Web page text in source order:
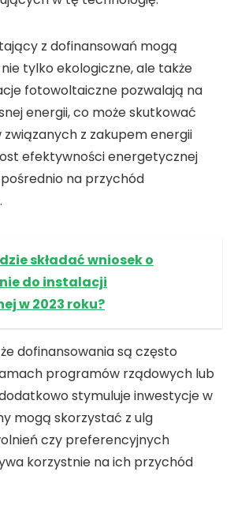
z dofinansowań mogą
tylko ekologiczne, ale także
fotowoltaiczne pozwalają na
energii, co może skutkować
z zakupem energii
efektywności energetycznej
na przychód
składać wniosek o
do instalacji
w 2023 roku?
dofinansowaniasą często
programów rządowych lub
stymuluje inwestycje w
mogą skorzystać z ulg
czy preferencyjnych
korzystnie na ich przychód